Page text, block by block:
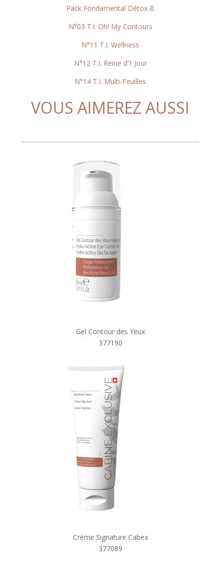
Pack Fondamental Détox B
N°03 T.I. Oh! My Contours
N°11 T.I. Wellness
N°12 T.I. Reine d’1 Jour
N°14 T.I. Multi-Feuilles
VOUS AIMEREZ AUSSI
Gel Contour des Yeux
377190
Crème Signature Cabex
377089